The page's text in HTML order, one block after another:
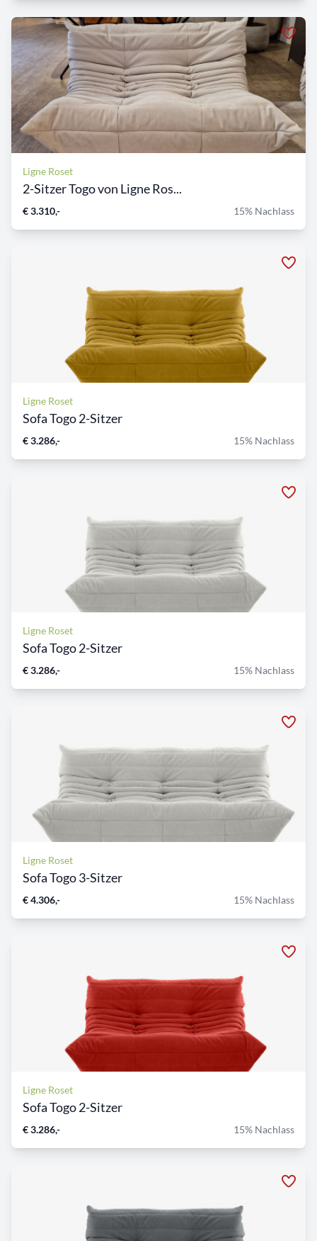
Ligne Roset
2-Sitzer Togo von Ligne Ros...
€ 3.310,- 15% Nachlass
Ligne Roset
Sofa Togo 2-Sitzer
€ 3.286,- 15% Nachlass
Ligne Roset
Sofa Togo 2-Sitzer
€ 3.286,- 15% Nachlass
Ligne Roset
Sofa Togo 3-Sitzer
€ 4.306,- 15% Nachlass
Ligne Roset
Sofa Togo 2-Sitzer
€ 3.286,- 15% Nachlass